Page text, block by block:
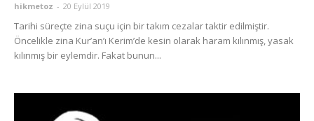
hikmetoz - 20 Eylül 2019
Tarihi süreçte zina suçu için bir takım cezalar taktir edilmiştir.
Öncelikle zina Kurʼanʼı Kerimʼde kesin olarak haram kılınmış, yasak
kılınmış bir eylemdir. Fakat bunun...